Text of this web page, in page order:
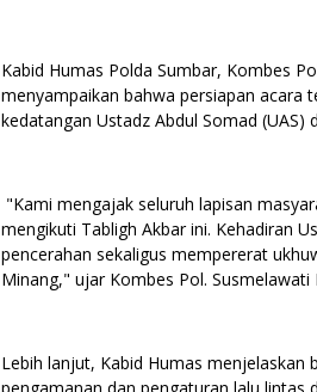
Kabid Humas Polda Sumbar, Kombes
menyampaikan bahwa persiapan acara
kedatangan Ustadz Abdul Somad
"Kami mengajak seluruh lapisan
mengikuti Tabligh Akbar ini. Kehadiran
pencerahan sekaligus mempererat
Minang," ujar Kombes Pol. Susmelawati
Lebih lanjut, Kabid Humas menjelaskan